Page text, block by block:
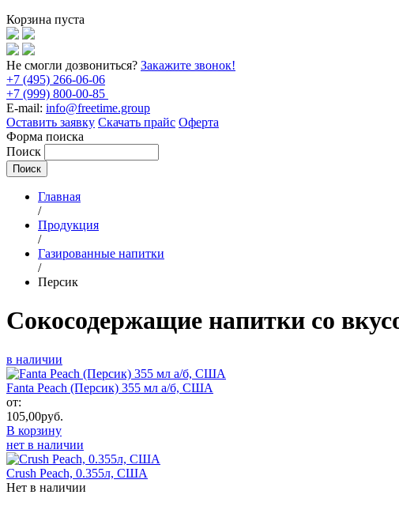
Корзина пуста
Не смогли дозвониться? Закажите звонок!
+7 (495) 266-06-06
+7 (999) 800-00-85
E-mail: info@freetime.group
Оставить заявку Скачать прайс Оферта
Форма поиска
Поиск
Главная
/
Продукция
/
Газированные напитки
/
Персик
Сокосодержащие напитки со
в наличии
Fanta Peach (Персик) 355 мл а/б, США
от:
105,00руб.
В корзину
нет в наличии
Crush Peach, 0.355л, США
Нет в наличии